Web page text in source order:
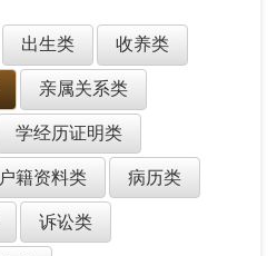
出生类 收养类
亲属关系类
学经历证明类
户籍资料类 病历类
诉讼类